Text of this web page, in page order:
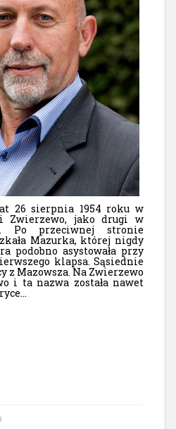
26 sierpnia 1954 roku w
Zwierzewo, jako drugi w
Po przeciwnej stronie
Mazurka, której nigdy
podobno asystowała przy
klapsa. Sąsiednie
z Mazowsza. Na Zwierzewo
i ta nazwa została nawet